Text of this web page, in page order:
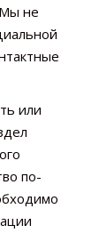
не
или
по-